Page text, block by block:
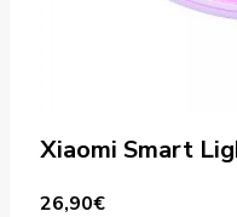
Xiaomi Smart
26,90€